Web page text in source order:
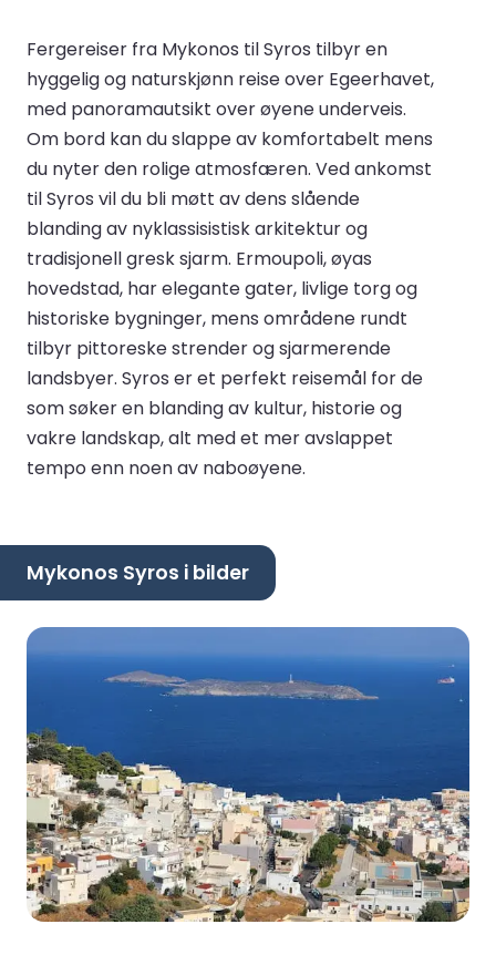
Fergereiser fra Mykonos til Syros tilbyr en
hyggelig og naturskjønn reise over Egeerhavet,
med panoramautsikt over øyene underveis.
Om bord kan du slappe av komfortabelt mens
du nyter den rolige atmosfæren. Ved ankomst
til Syros vil du bli møtt av dens slående
blanding av nyklassisistisk arkitektur og
tradisjonell gresk sjarm. Ermoupoli, øyas
hovedstad, har elegante gater, livlige torg og
historiske bygninger, mens områdene rundt
tilbyr pittoreske strender og sjarmerende
landsbyer. Syros er et perfekt reisemål for de
som søker en blanding av kultur, historie og
vakre landskap, alt med et mer avslappet
tempo enn noen av naboøyene.
Mykonos Syros i bilder